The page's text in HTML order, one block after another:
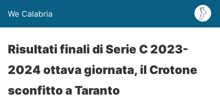
We Calabria
Risultati finali di Serie C 2023-
2024 ottava giornata, il Crotone
sconfitto a Taranto